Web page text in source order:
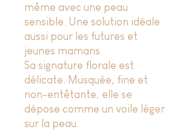
même avec une peau
sensible. Une solution idéale
aussi pour les futures et
jeunes mamans.
Sa signature florale est
délicate. Musquée, fine et
non-entêtante, elle se
dépose comme un voile léger
sur la peau.